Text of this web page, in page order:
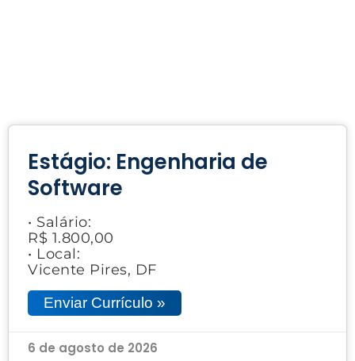
Estágio: Engenharia de
Software
• Salário:
R$ 1.800,00
• Local:
Vicente Pires, DF
Enviar Currículo »
6 de agosto de 2026